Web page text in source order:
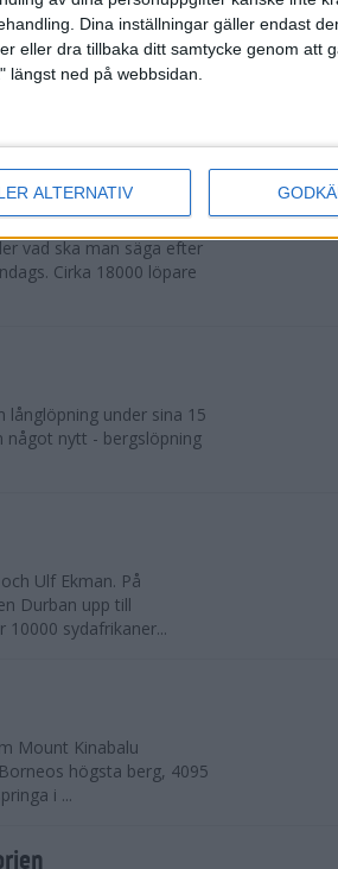
Dina inställningar gäller endast
eller dra tillbaka ditt samtycke genom att
längst ned på webbsidan.
ALTERNATIV
i Lievin i
vad ska man säga efter
Cirka 18000 löpare
under sina 15
något nytt - bergslöpning
Ulf Ekman. På
Durban upp till
sydafrikaner...
Mount Kinabalu
högsta berg, 4095
i ...